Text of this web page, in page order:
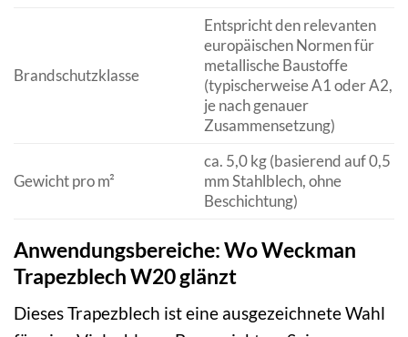
Brandschutzklasse
Entspricht den relevanten
europäischen Normen für
metallische Baustoffe
(typischerweise A1 oder A2,
je nach genauer
Zusammensetzung)
Gewicht pro m²
ca. 5,0 kg (basierend auf 0,5
mm Stahlblech, ohne
Beschichtung)
Anwendungsbereiche: Wo Weckman
Trapezblech W20 glänzt
Dieses Trapezblech ist eine ausgezeichnete Wahl